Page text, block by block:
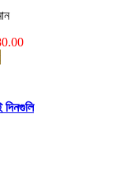
দিনগুলি